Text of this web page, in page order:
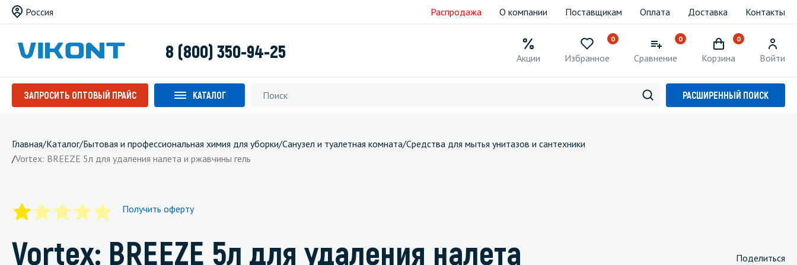
Россия Распродажа О компании Поставщикам Оплата Доставка Контакты
8 (800) 350-94-25 Акции
0
Избранное
0
Сравнение
0
Корзина Войти
ЗАПРОСИТЬ ОПТОВЫЙ ПРАЙС КАТАЛОГ РАСШИРЕННЫЙ ПОИСК
Главная/Каталог/Бытовая и профессиональная химия для уборки/Санузел и туалетная комната/Средства для мытья унитазов и сантехники
/Vortex: BREEZE 5л для удаления налета и ржавчины гель
Получить оферту
Поделиться
Vortex: BREEZE 5л для удаления налета